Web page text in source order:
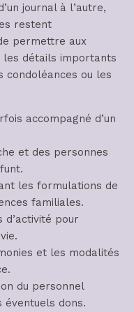
journal à l’autre,
restent
permettre aux
détails importants
ou les
accompagné d’un
et des personnes
les formulations de
familiales.
d’activité pour
et les modalités
du personnel
éventuels dons.